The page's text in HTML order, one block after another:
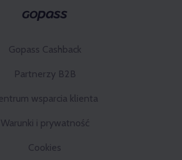
Gopass Cashback
Partnerzy B2B
wsparcia klienta
Warunki i prywatność
Cookies